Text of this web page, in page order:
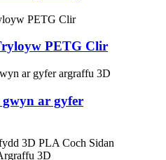
PETG Clir
ar gyfer